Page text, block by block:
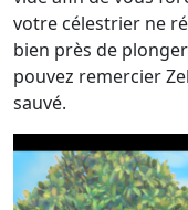
votre célestrier ne
bien près de
pouvez remercier
sauvé.